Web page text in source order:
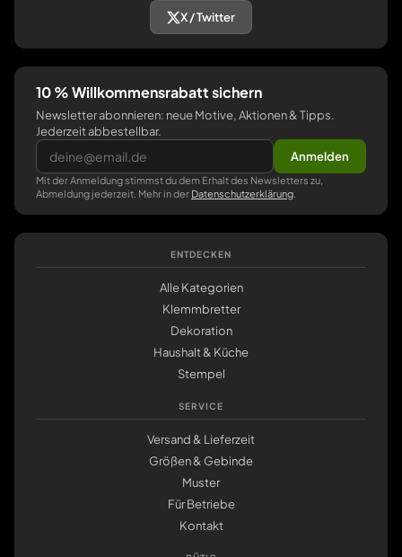
X / Twitter
10 % Willkommensrabatt sichern
Newsletter abonnieren: neue Motive, Aktionen & Tipps.
Jederzeit abbestellbar.
Anmelden
Mit der Anmeldung stimmst du dem Erhalt des Newsletters zu,
Abmeldung jederzeit. Mehr in der Datenschutzerklärung
ENTDECKEN
Alle Kategorien
Klemmbretter
Dekoration
Haushalt & Küche
Stempel
SERVICE
Versand & Lieferzeit
Größen & Gebinde
Muster
Für Betriebe
Kontakt